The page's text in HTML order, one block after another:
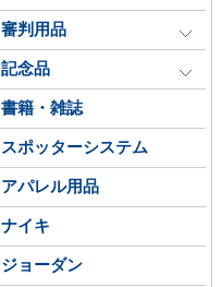
審判用品
記念品
書籍・雑誌
スポッターシステム
アパレル用品
ナイキ
ジョーダン